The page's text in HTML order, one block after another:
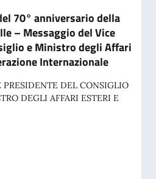
70° anniversario della
– Messaggio del Vice
e Ministro degli Affari
Internazionale
PRESIDENTE DEL CONSIGLIO
DEGLI AFFARI ESTERI E
del 70° anniversario della tragedia di